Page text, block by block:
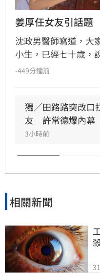
姜厚任女友引話題
沈政男醫師寫道，大
小生，已經七十歲，
歲的真愛，本來大家
是不免為老藝人擔
-449分鐘前
獨／田路路突改口
友　許常德爆內幕
3小時前
相關新聞